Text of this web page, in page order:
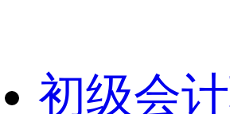
初级会